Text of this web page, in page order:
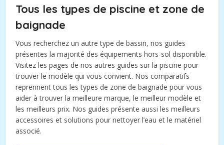
Tous les types de piscine et zone de
baignade
Vous recherchez un autre type de bassin, nos guides
présentes la majorité des équipements hors-sol disponible.
Visitez les pages de nos autres guides sur la piscine pour
trouver le modèle qui vous convient. Nos comparatifs
reprennent tous les types de zone de baignade pour vous
aider à trouver la meilleure marque, le meilleur modèle et
les meilleurs prix. Nos guides présente aussi les meilleurs
accessoires et solutions pour nettoyer l’eau et le matériel
associé.